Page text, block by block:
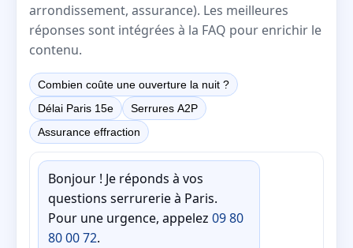
arrondissement, assurance). Les meilleures
réponses sont intégrées à la FAQ pour enrichir le
contenu.
Combien coûte une ouverture la nuit ?
Délai Paris 15e
Serrures A2P
Assurance effraction
Bonjour ! Je réponds à vos
questions serrurerie à Paris.
Pour une urgence, appelez 09 80
80 00 72.